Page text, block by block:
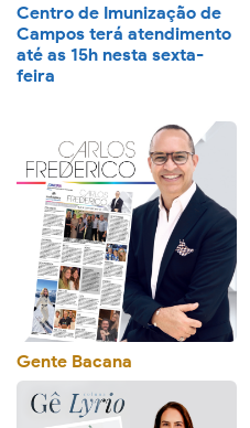
Centro de Imunização de
Campos terá atendimento
até as 15h nesta sexta-
feira
Gente Bacana